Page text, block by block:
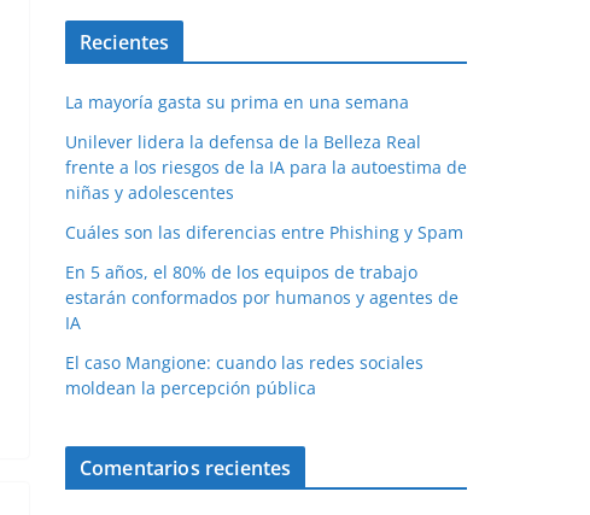
Recientes
La mayoría gasta su prima en una semana
Unilever lidera la defensa de la Belleza Real
frente a los riesgos de la IA para la autoestima de
niñas y adolescentes
Cuáles son las diferencias entre Phishing y Spam
En 5 años, el 80% de los equipos de trabajo
estarán conformados por humanos y agentes de
IA
El caso Mangione: cuando las redes sociales
moldean la percepción pública
Comentarios recientes